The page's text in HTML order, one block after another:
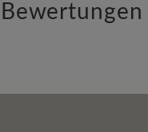
Bewertungen